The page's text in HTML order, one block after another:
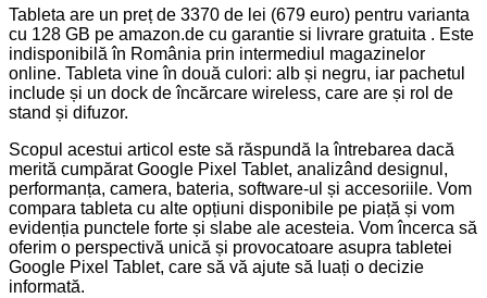
Tableta are un preț de 3370 de lei (679 euro) pentru varianta
cu 128 GB pe amazon.de cu garantie si livrare gratuita . Este
indisponibilă în România prin intermediul magazinelor
online. Tableta vine în două culori: alb și negru, iar pachetul
include și un dock de încărcare wireless, care are și rol de
stand și difuzor.
Scopul acestui articol este să răspundă la întrebarea dacă
merită cumpărat Google Pixel Tablet, analizând designul,
performanța, camera, bateria, software-ul și accesoriile. Vom
compara tableta cu alte opțiuni disponibile pe piață și vom
evidenția punctele forte și slabe ale acesteia. Vom încerca să
oferim o perspectivă unică și provocatoare asupra tabletei
Google Pixel Tablet, care să vă ajute să luați o decizie
informată.